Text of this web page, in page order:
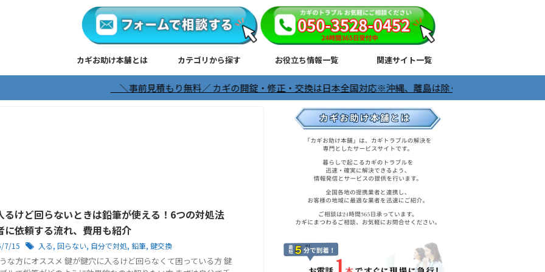
カギお助け本舗とは カテゴリから探す お役立ち情報一覧 関連サイト一覧
＼事前見積もり無料／ カギの開錠・修正・交換は日本全国対応※沖縄、離島は除く ＼24時間365日受付中／
るけど回らないときは鉛筆が使える！6つの対処法
に依頼する流れ、費用も紹介
7/15 入る, 回らない, 自分で対処, 鉛筆, 鍵交換
な方にオススメ 鍵が鍵穴に入るけど回らなくて困っている方 鍵